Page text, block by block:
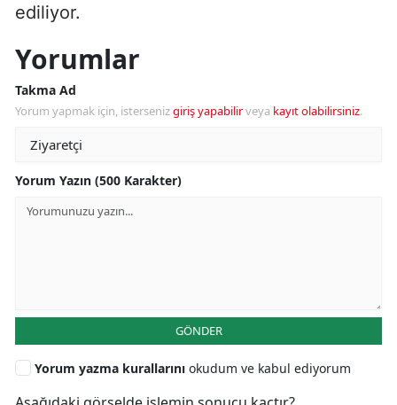
ediliyor.
Yorumlar
Takma Ad
Yorum yapmak için, istersenizgiriş yapabilirveya kayıt olabilirsiniz.
Yorum Yazın (500 Karakter)
GÖNDER
Yorum yazma kurallarını okudum ve kabul ediyorum